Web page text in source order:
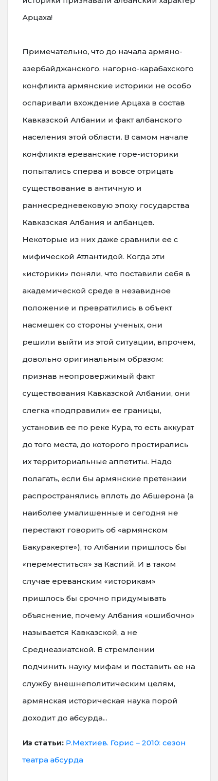
Арцаха!
Примечательно, что до начала армяно-
азербайджанского, нагорно-карабахского
конфликта армянские историки не особо
оспаривали вхождение Арцаха в состав
Кавказской Албании и факт албанского
населения этой области. В самом начале
конфликта ереванские горе-историки
попытались сперва и вовсе отрицать
существование в античную и
раннесредневековую эпоху государства
Кавказская Албания и албанцев.
Некоторые из них даже сравнили ее с
мифической Атлантидой. Когда эти
«историки» поняли, что поставили себя в
академической среде в незавидное
положение и превратились в объект
насмешек со стороны ученых, они
решили выйти из этой ситуации, впрочем,
довольно оригинальным образом:
признав неопровержимый факт
существования Кавказской Албании, они
слегка «подправили» ее границы,
установив ее по реке Кура, то есть аккурат
до того места, до которого простирались
их территориальные аппетиты. Надо
полагать, если бы армянские претензии
распространялись вплоть до Абшерона (а
наиболее умалишенные и сегодня не
перестают говорить об «армянском
Бакуракерте»), то Албании пришлось бы
«переместиться» за Каспий. И в таком
случае ереванским «историкам»
пришлось бы срочно придумывать
объяснение, почему Албания «ошибочно»
называется Кавказской, а не
Среднеазиатской. В стремлении
подчинить науку мифам и поставить ее на
службу внешнеполитическим целям,
армянская историческая наука порой
доходит до абсурда...
Из статьи: Р.Мехтиев. Горис – 2010: сезон
театра абсурда